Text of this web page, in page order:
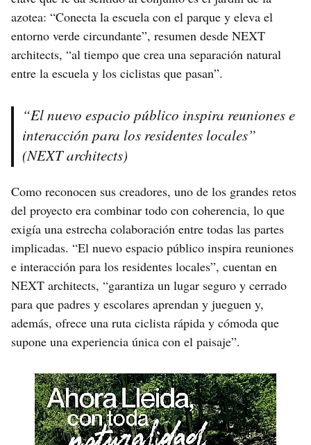
azotea: “Conecta la escuela con el parque y eleva el
entorno verde circundante”, resumen desde NEXT
architects, “al tiempo que crea una separación natural
entre la escuela y los ciclistas que pasan”.
“El nuevo espacio público inspira reuniones e
interacción para los residentes locales”
(NEXT architects)
Como reconocen sus creadores, uno de los grandes retos
del proyecto era combinar todo con coherencia, lo que
exigía una estrecha colaboración entre todas las partes
implicadas. “El nuevo espacio público inspira reuniones
e interacción para los residentes locales”, cuentan en
NEXT architects, “garantiza un lugar seguro y cerrado
para que padres y escolares aprendan y jueguen y,
además, ofrece una ruta ciclista rápida y cómoda que
supone una experiencia única con el paisaje”.